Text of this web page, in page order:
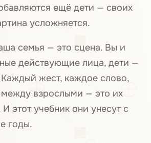
ещё дети — своих
усложняется.
семья — это сцена. Вы и
действующие лица, дети —
жест, каждое слово,
взрослыми — это их
этот учебник они унесут с
годы.